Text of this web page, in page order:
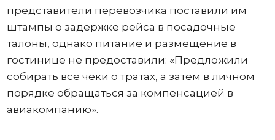
представители перевозчика поставили им
штампы о задержке рейса в посадочные
талоны, однако питание и размещение в
гостинице не предоставили: «Предложили
собирать все чеки о тратах, а затем в личном
порядке обращаться за компенсацией в
авиакомпанию».